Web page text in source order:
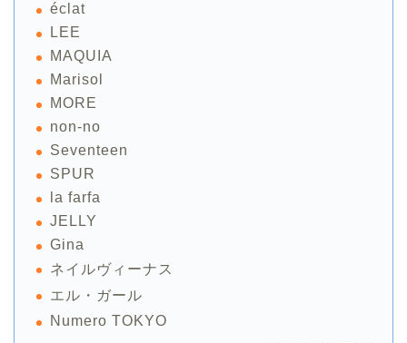
éclat
LEE
MAQUIA
Marisol
MORE
non-no
Seventeen
SPUR
la farfa
JELLY
Gina
ネイルヴィーナス
エル・ガール
Numero TOKYO